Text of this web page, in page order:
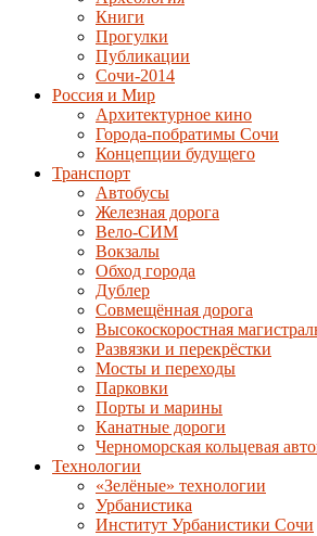
Книги
Прогулки
Публикации
Сочи-2014
Россия и Мир
Архитектурное кино
Города-побратимы Сочи
Концепции будущего
Транспорт
Автобусы
Железная дорога
Вело-СИМ
Вокзалы
Обход города
Дублер
Совмещённая дорога
Высокоскоростная
Развязки и перекрёстки
Мосты и переходы
Парковки
Порты и марины
Канатные дороги
Черноморская кольцевая
Технологии
«Зелёные» технологии
Урбанистика
Институт Урбанистики Сочи